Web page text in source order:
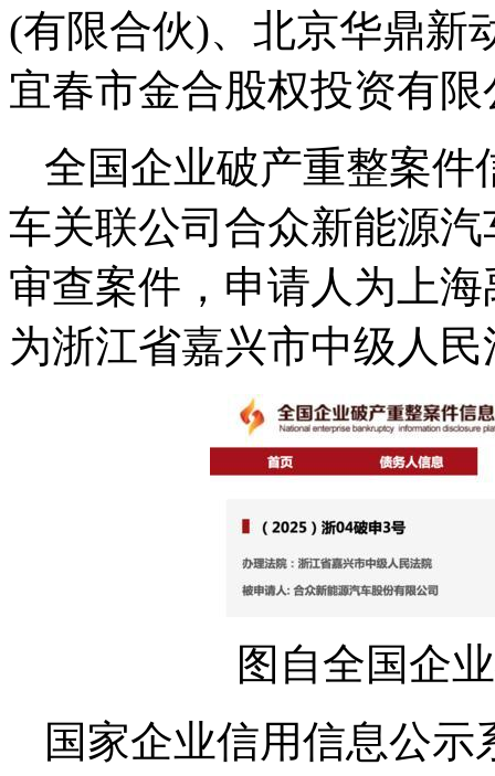
(有限合伙)、北京华鼎新
宜春市金合股权投资有
全国企业破产重整案件
车关联公司合众新能源
审查案件，申请人为上
为浙江省嘉兴市中级人
图自全国企
国家企业信用信息公